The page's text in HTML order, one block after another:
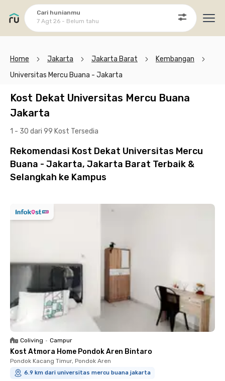
Cari hunianmu
7 Agt 26 - Belum tahu
Home Jakarta Jakarta Barat
Kembangan
Universitas Mercu Buana - Jakarta
Kost Dekat Universitas Mercu Buana
Jakarta
1 - 30 dari 99 Kost Tersedia
Rekomendasi Kost Dekat Universitas Mercu
Buana - Jakarta, Jakarta Barat Terbaik &
Selangkah ke Kampus
Coliving • Campur
Kost Atmora Home Pondok Aren Bintaro
Pondok Kacang Timur, Pondok Aren
6.9 km dari universitas mercu buana jakarta